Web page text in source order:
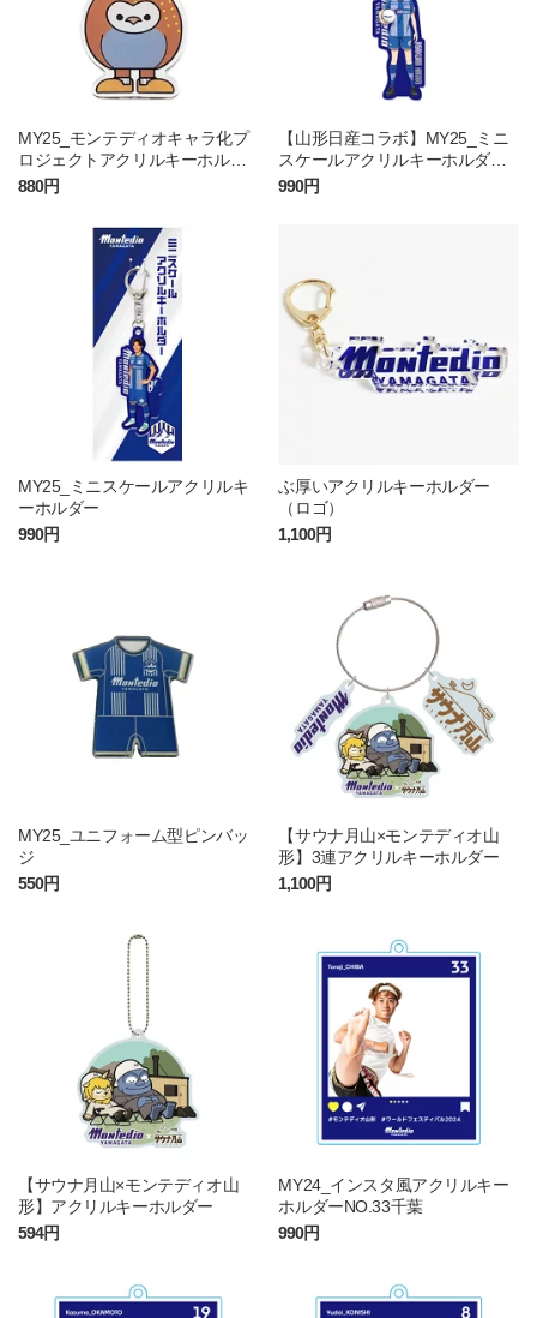
MY25_モンテディオキャラ化プ
ロジェクトアクリルキーホルダ
ー（たかふく）
880円
【山形日産コラボ】MY25_ミニ
スケールアクリルキーホルダー_
朝倉ヒカリ
990円
MY25_ミニスケールアクリルキ
ーホルダー
990円
ぶ厚いアクリルキーホルダー
（ロゴ）
1,100円
MY25_ユニフォーム型ピンバッ
ジ
550円
【サウナ月山×モンテディオ山
形】3連アクリルキーホルダー
1,100円
【サウナ月山×モンテディオ山
形】アクリルキーホルダー
594円
MY24_インスタ風アクリルキー
ホルダーNO.33千葉
990円